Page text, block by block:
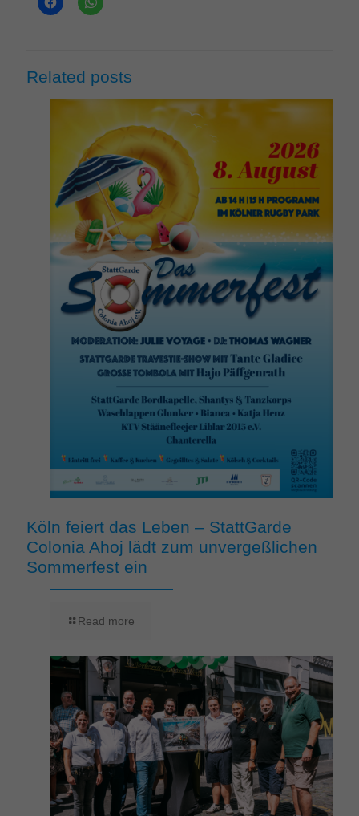
Related posts
Köln feiert das Leben – StattGarde
Colonia Ahoj lädt zum unvergeßlichen
Sommerfest ein
Read more